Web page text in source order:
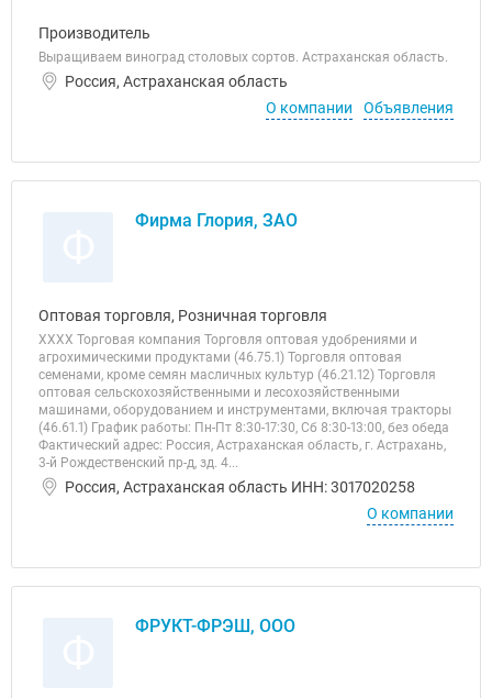
Производитель
Выращиваем виноград столовых сортов. Астраханская область.
Россия, Астраханская область
О компании
Объявления
Фирма Глория, ЗАО
Оптовая торговля, Розничная торговля
ХХХХ Торговая компания Торговля оптовая удобрениями и
агрохимическими продуктами (46.75.1) Торговля оптовая
семенами, кроме семян масличных культур (46.21.12) Торговля
оптовая сельскохозяйственными и лесохозяйственными
машинами, оборудованием и инструментами, включая тракторы
(46.61.1) График работы: Пн-Пт 8:30-17:30, Сб 8:30-13:00, без обеда
Фактический адрес: Россия, Астраханская область, г. Астрахань,
3-й Рождественский пр-д, зд. 4...
Россия, Астраханская область ИНН: 3017020258
О компании
ФРУКТ-ФРЭШ, ООО